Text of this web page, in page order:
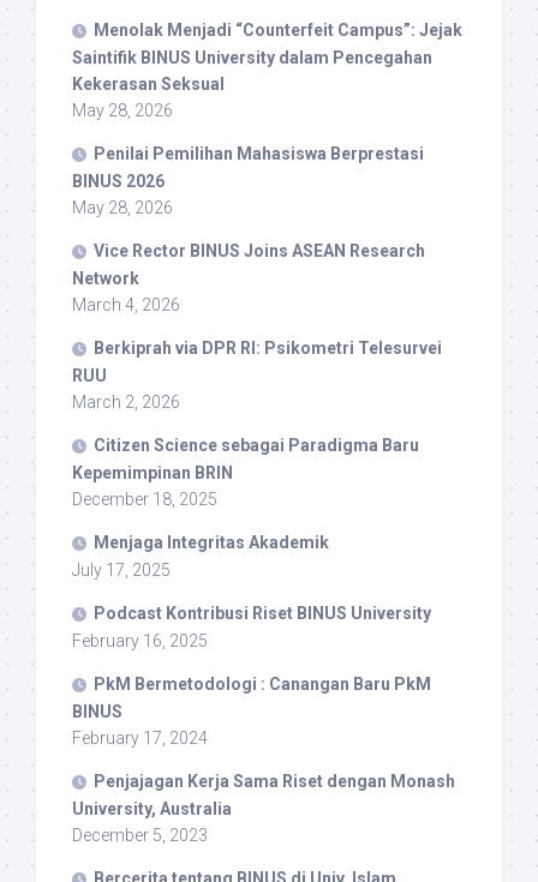
Menolak Menjadi “Counterfeit Campus”: Jejak
Saintifik BINUS University dalam Pencegahan
Kekerasan Seksual
May 28, 2026
Penilai Pemilihan Mahasiswa Berprestasi
BINUS 2026
May 28, 2026
Vice Rector BINUS Joins ASEAN Research
Network
March 4, 2026
Berkiprah via DPR RI: Psikometri Telesurvei
RUU
March 2, 2026
Citizen Science sebagai Paradigma Baru
Kepemimpinan BRIN
December 18, 2025
Menjaga Integritas Akademik
July 17, 2025
Podcast Kontribusi Riset BINUS University
February 16, 2025
PkM Bermetodologi : Canangan Baru PkM
BINUS
February 17, 2024
Penjajagan Kerja Sama Riset dengan Monash
University, Australia
December 5, 2023
Bercerita tentang BINUS di Univ. Islam